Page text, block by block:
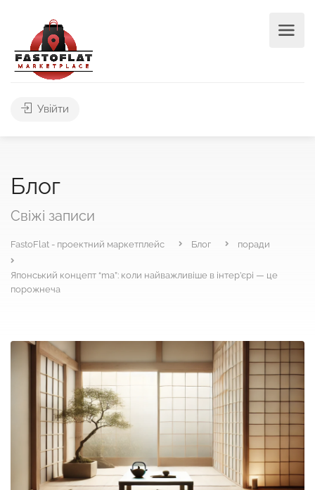
Увійти
Блог
Свіжі записи
FastoFlat - проектний маркетплейс Блог поради
Японський концепт “ma”: коли найважливіше в інтер’єрі — це
порожнеча